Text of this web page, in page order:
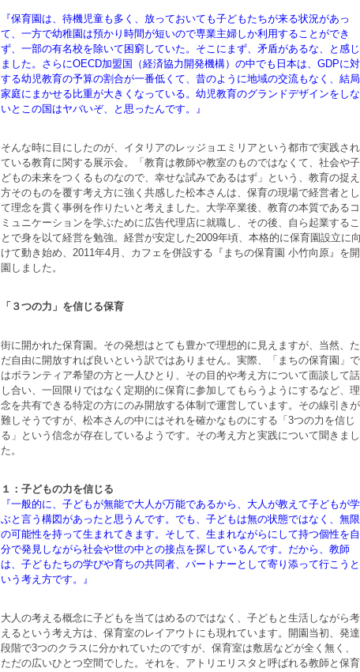
『保育園は、待機児童も多く、放っておいても子どもたちが来る状況があっ
て、一方で幼稚園は預かり時間が短いので専業主婦しか利用することができ
ず、一部の有名校を除いて困窮していた。そこにまず、矛盾があるな、と感じ
ました。さらにOECD加盟国（経済協力開発機構）の中でも日本は、GDPに対
する幼児教育の予算の割合が一番低くて、昔のように地域の交流もなく、結局
家庭にまかせる比重が大きくなっている。幼児教育のグランドデザインをしな
いとこの国はヤバいぞ、と思ったんです。』
そんな時に目にしたのが、イタリアのレッジョエミリアという都市で実践され
ている教育に関する展示会。「教育は教師や教室のものではなくて、社会や子
どもの未来をつくるものなので、幸せな試みであるはず」という、教育の捉え
方そのものを覆す考え方に強く共感した松本さんは、保育の現場で経営者とし
て理念を貫く事例を作りたいと考えました。大学卒業後、教育の本質であるコ
ミュニケーションを学ぶために広告代理店に就職し、その後、自ら起業するこ
とで身を以て経営を勉強。経営が安定した2009年頃、本格的に保育園設立に
けて動き始め、2011年4月、カフェを併設する『まちの保育園 小竹向原』を開
園しました。
「３つの力」を信じる保育
街に開かれた保育園。その発想はとても豊かで理想的に見えますが、当然、た
だ自由に開放すれば良いという訳ではありません。実際、「まちの保育園」で
はボランティア希望の方と一人ひとり、その目的や考え方について面談して話
し合い、一回限りではなく定期的に保育に参加してもらうようにするなど、理
念を共有できる特定の方にのみ開放する体制で運営しています。その線引きが
難しそうですが、松本さんの中にはそれを確かなものにする「3つの力を信じ
る」という信念が存在しているようです。その考え方と実践について聞きまし
た。
１：子どもの力を信じる
『一般的に、子どもが無能で大人が万能であるから、大人が教えて子どもが学
ぶと言う構図があったと思うんです。でも、子どもは無の状態ではなく、無限
の可能性を持って生まれてきます。そして、生まれながらにして持つ個性を自
分で発見しながら社会や世の中との接点を探しているんです。だから、教師
は、子どもたちの学びや育ちの共同者、パートナーとして寄り添って行こうと
いう考え方です。』
大人の考える概念に子どもを当てはめるのではなく、子どもと生活しながら考
えるという考え方は、保育室のレイアウトにも現れています。開園当初、発達
段階で3つのクラスに分かれていたのですが、保育室は敷居などが全く無く、
ただの広いひとつ空間でした。それを、アトリエリスタと呼ばれる教師と保育